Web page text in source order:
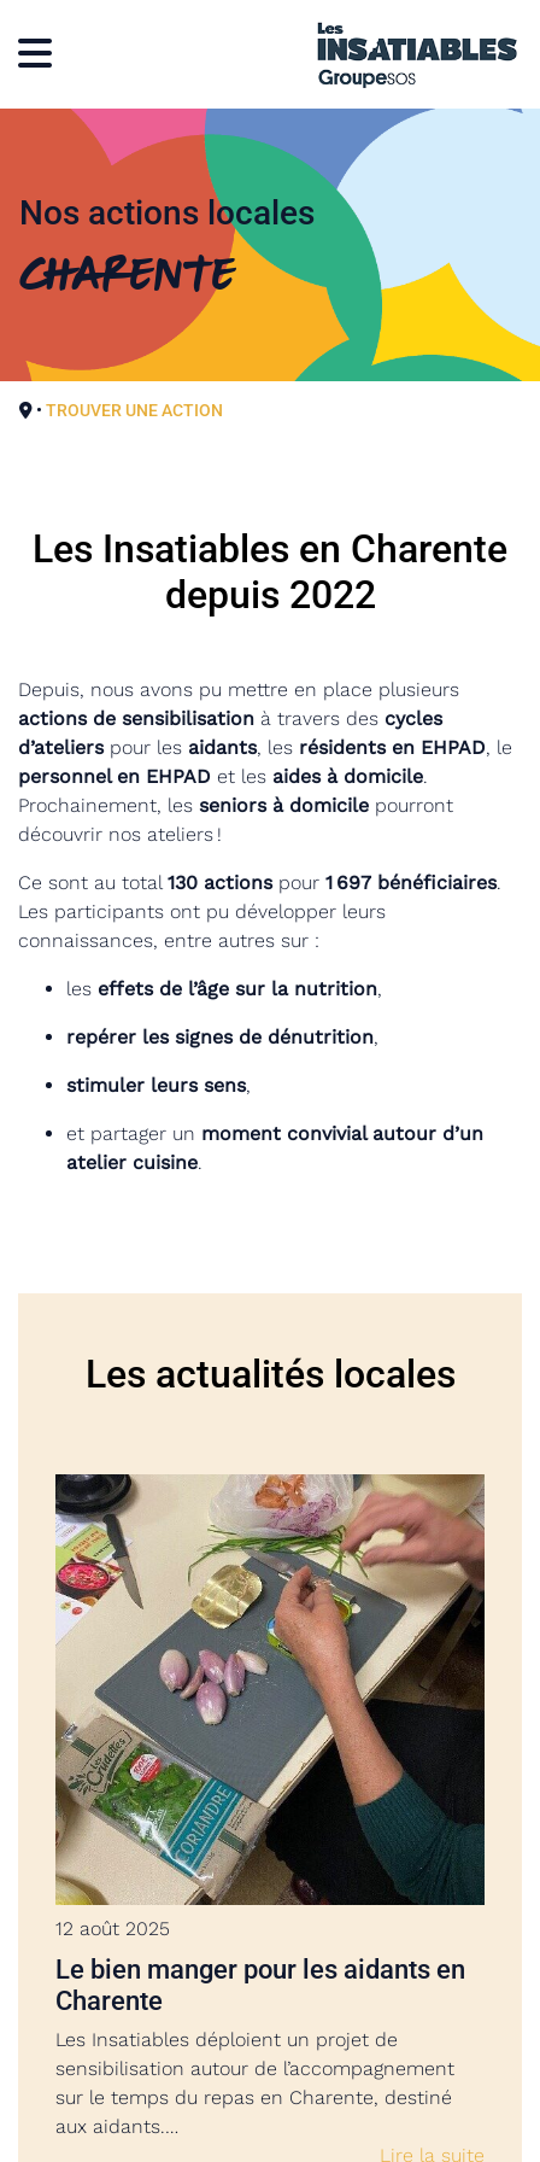
Nos actions locales
Charente
• TROUVER UNE ACTION
Les Insatiables en Charente
depuis 2022
Depuis, nous avons pu mettre en place plusieurs
actions de sensibilisation à travers des cycles
d’atelierspour les aidants, les résidents en EHPAD, le
personnel en EHPAD et les aides à domicile.
Prochainement, les seniors à domicile pourront
découvrir nos ateliers !
Ce sont au total130 actionspour 1 697 bénéficiaires.
Les participants ont pu développer leurs
connaissances, entre autres sur :
les effets de l’âge sur la nutrition,
repérer les signes de dénutrition,
stimuler leurs sens,
et partager un moment convivial autour d’un
atelier cuisine.
Les actualités locales
12 août 2025
Le bien manger pour les aidants en
Charente
Les Insatiables déploient un projet de
sensibilisation autour de l’accompagnement
sur le temps du repas en Charente, destiné
aux aidants.…
Lire la suite